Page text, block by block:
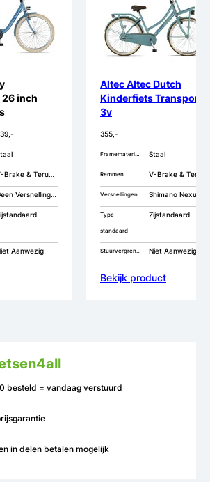
inch
Brake & Terugtrap
Versnellingen
Aanwezig
Altec Altec Dutch
Kinderfiets Transport
3v
355,-
Framemateriaal Staal
Remmen V-Brake & Terugtrap
Versnellingen Shimano Nexus 3
Type
standaard
Zijstandaard
Stuurvergrendeling Niet Aanwezig
Bekijk product
besteld = vandaag verstuurd
in delen betalen mogelijk